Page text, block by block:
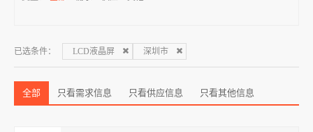
已选条件： LCD液晶屏 深圳市
全部 只看需求信息 只看供应信息 只看其他信息